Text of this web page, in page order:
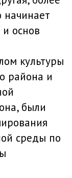
основ
культуры
района и
были
среды по